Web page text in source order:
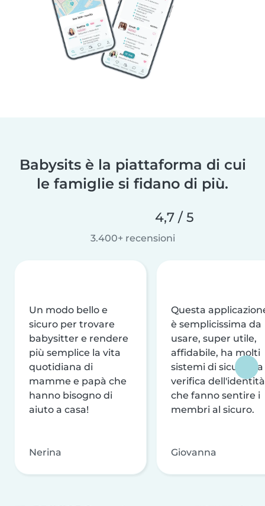
Babysits è la piattaforma di cui
le famiglie si fidano di più.
4,7 / 5
3.400+ recensioni
Un modo bello e
sicuro per trovare
babysitter e rendere
più semplice la vita
quotidiana di
mamme e papà che
hanno bisogno di
aiuto a casa!
Nerina
Questa
è semplicissima da
usare, super utile,
affidabile, ha molti
sistemi di sicurezza
verifica dell'identità
che fanno sentire i
membri al sicuro.
Giovanna